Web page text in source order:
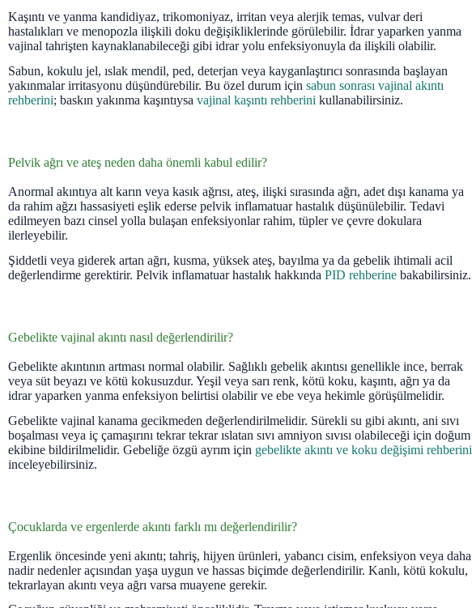
Kaşıntı ve yanma kandidiyaz, trikomoniyaz, irritan veya alerjik temas, vulvar deri
hastalıkları ve menopozla ilişkili doku değişikliklerinde görülebilir. İdrar yaparken yanma
vajinal tahrişten kaynaklanabileceği gibi idrar yolu enfeksiyonuyla da ilişkili olabilir.
Sabun, kokulu jel, ıslak mendil, ped, deterjan veya kayganlaştırıcı sonrasında başlayan
yakınmalar irritasyonu düşündürebilir. Bu özel durum için sabun sonrası vajinal akıntı
rehberini; baskın yakınma kaşıntıysa vajinal kaşıntı rehberini kullanabilirsiniz.
Pelvik ağrı ve ateş neden daha önemli kabul edilir?
Anormal akıntıya alt karın veya kasık ağrısı, ateş, ilişki sırasında ağrı, adet dışı kanama ya
da rahim ağzı hassasiyeti eşlik ederse pelvik inflamatuar hastalık düşünülebilir. Tedavi
edilmeyen bazı cinsel yolla bulaşan enfeksiyonlar rahim, tüpler ve çevre dokulara
ilerleyebilir.
Şiddetli veya giderek artan ağrı, kusma, yüksek ateş, bayılma ya da gebelik ihtimali acil
değerlendirme gerektirir. Pelvik inflamatuar hastalık hakkında PID rehberine bakabilirsiniz.
Gebelikte vajinal akıntı nasıl değerlendirilir?
Gebelikte akıntının artması normal olabilir. Sağlıklı gebelik akıntısı genellikle ince, berrak
veya süt beyazı ve kötü kokusuzdur. Yeşil veya sarı renk, kötü koku, kaşıntı, ağrı ya da
idrar yaparken yanma enfeksiyon belirtisi olabilir ve ebe veya hekimle görüşülmelidir.
Gebelikte vajinal kanama gecikmeden değerlendirilmelidir. Sürekli su gibi akıntı, ani sıvı
boşalması veya iç çamaşırını tekrar tekrar ıslatan sıvı amniyon sıvısı olabileceği için doğum
ekibine bildirilmelidir. Gebeliğe özgü ayrım için gebelikte akıntı ve koku değişimi rehberini
inceleyebilirsiniz.
Çocuklarda ve ergenlerde akıntı farklı mı değerlendirilir?
Ergenlik öncesinde yeni akıntı; tahriş, hijyen ürünleri, yabancı cisim, enfeksiyon veya daha
nadir nedenler açısından yaşa uygun ve hassas biçimde değerlendirilir. Kanlı, kötü kokulu,
tekrarlayan akıntı veya ağrı varsa muayene gerekir.